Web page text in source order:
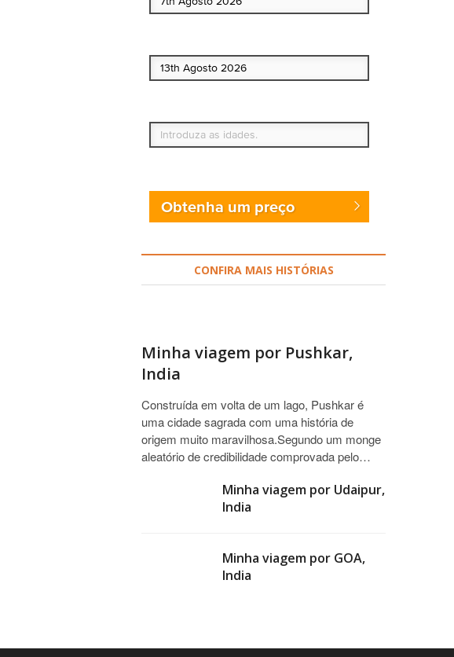
Obtenha um preço
CONFIRA MAIS HISTÓRIAS
Minha viagem por Pushkar,
India
Construída em volta de um lago, Pushkar é
uma cidade sagrada com uma história de
origem muito maravilhosa.Segundo um monge
aleatório de credibilidade comprovada pelo…
Minha viagem por Udaipur,
India
Minha viagem por GOA,
India